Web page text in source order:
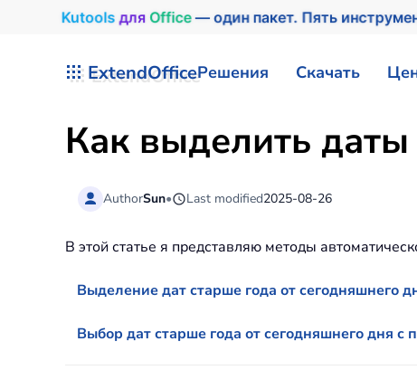
Kutools для Office— один пакет. Пять
ExtendOfficeРешения Скачать
Как выделить даты
AuthorSun• Last modified2025-08-26
В этой статье я представляю методы
Выделение дат старше года от сегодняшнего
Выбор дат старше года от сегодняшнего дня